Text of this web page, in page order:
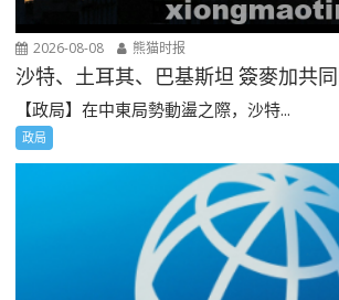
2026-08-08 熊猫时报
沙特、土耳其、巴基斯坦 簽麥加共
【政局】在中東局勢動盪之際，沙特...
政局